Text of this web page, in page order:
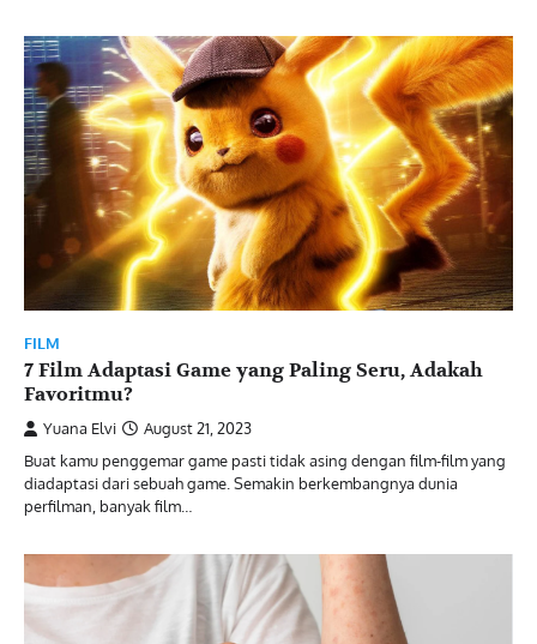
FILM
7 Film Adaptasi Game yang Paling Seru, Adakah
Favoritmu?
Yuana Elvi
August 21, 2023
Buat kamu penggemar game pasti tidak asing dengan film-film yang
diadaptasi dari sebuah game. Semakin berkembangnya dunia
perfilman, banyak film…